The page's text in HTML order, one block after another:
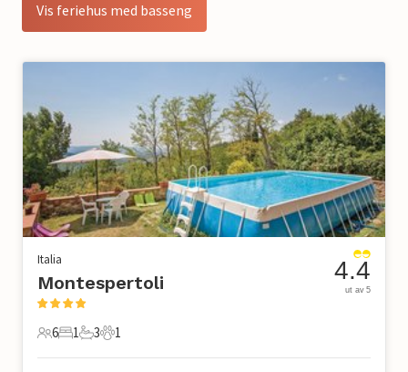
Vis feriehus med basseng
Italia
Montespertoli
6 Gjester
6
1 Soverom
1
3 Bad
3
1 Kjæledyr
1
4.4
ut av 5